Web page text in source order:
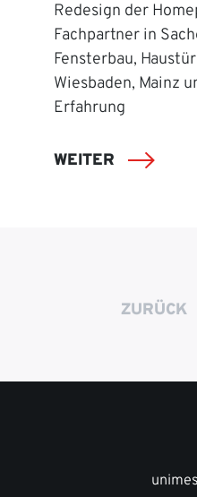
Redesign der
Fachpartner in
Fensterbau,
Wiesbaden, Mainz
Erfahrung
WEITER
ZURÜCK